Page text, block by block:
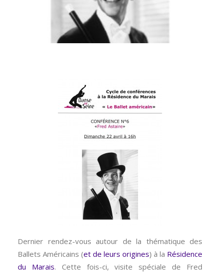
Dernier rendez-vous autour de la thématique des
Ballets Américains (et de leurs origines) à la Résidence
du Marais. Cette fois-ci, visite spéciale de Fred